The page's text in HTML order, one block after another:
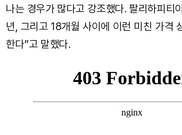
나는 경우가 많다고 강조했다. 팔리하피티
년, 그리고 18개월 사이에 이런 미친 가격
한다”고 말했다.